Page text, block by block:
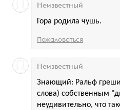
Гора родила чушь.
Неизвестный
Пожаловаться
Знающий: Ральф
слова) собственным
неудивительно, что
Неизвестный